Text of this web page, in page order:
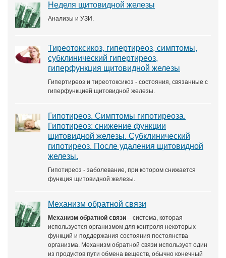
Неделя щитовидной железы
Анализы и УЗИ.
Тиреотоксикоз, гипертиреоз, симптомы,
субклинический гипертиреоз,
гиперфункция щитовидной железы
Гипертиреоз и тиреотоксикоз - состояния, связанные с
гиперфункцией щитовидной железы.
Гипотиреоз. Симптомы гипотиреоза.
Гипотиреоз: снижение функции
щитовидной железы. Субклинический
гипотиреоз. После удаления щитовидной
железы.
Гипотиреоз - заболевание, при котором снижается
функция щитовидной железы.
Механизм обратной связи
Механизм обратной связи – система, которая
используется организмом для контроля некоторых
функций и поддержания состояния постоянства
организма. Механизм обратной связи использует один
из продуктов пути обмена веществ, обычно конечный